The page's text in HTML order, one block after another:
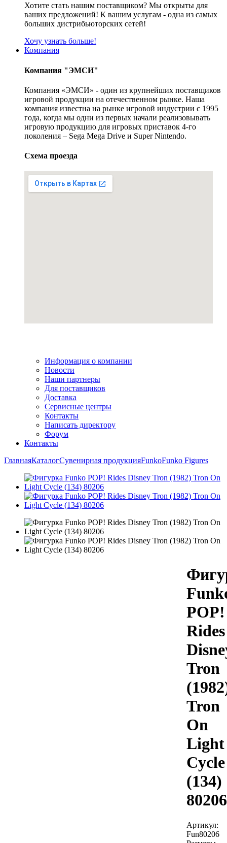
Хотите стать нашим поставщиком? Мы открыты для
ваших предложений! К вашим услугам - одна из самых
больших дистрибьюторских сетей!
Хочу узнать больше!
Компания
Компания "ЭМСИ"
Компания «ЭМСИ» - один из крупнейших поставщиков
игровой продукции на отечественном рынке. Наша
компания известна на рынке игровой индустрии с 1995
года, когда мы одни из первых начали реализовывать
игровую продукцию для игровых приставок 4-го
поколения – Sega Mega Drive и Super Nintendo.
Схема проезда
Информация о компании
Новости
Наши партнеры
Для поставщиков
Доставка
Сервисные центры
Контакты
Написать директору
Форум
Контакты
ГлавнаяКаталогСувенирная продукцияFunkoFunko Figures
POP!
Rides
Tron
Tron
On
Light
Cycle
(134)
80206
Артикул:
Fun80206